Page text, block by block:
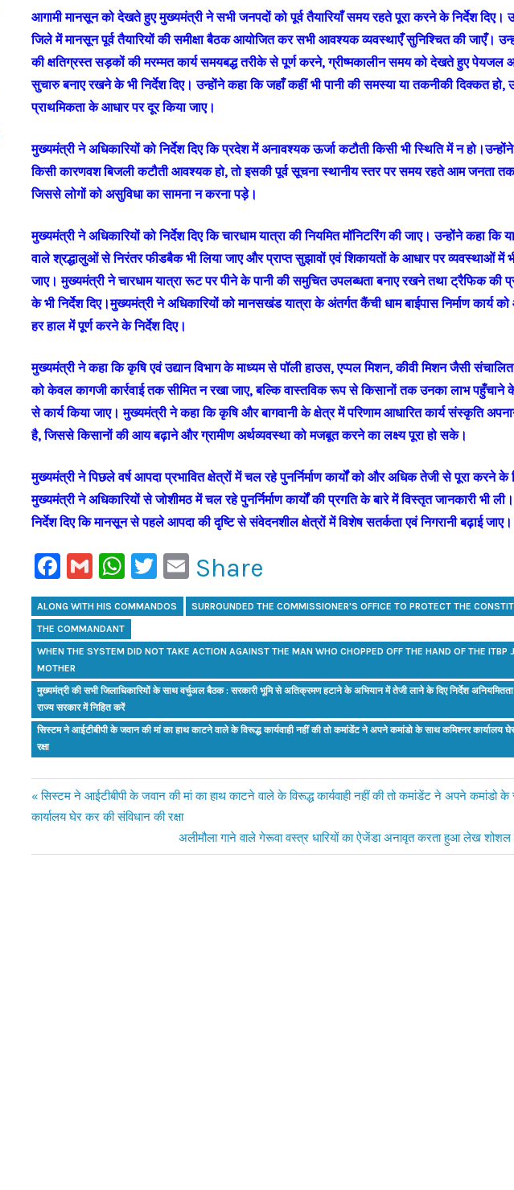
आगामी मानसून को देखते हुए मुख्यमंत्री ने सभी जनपदों को पूर्व तैयारियाँ समय रहते पूरा करने के निर्देश दिए।
जिले में मानसून पूर्व तैयारियों की समीक्षा बैठक आयोजित कर सभी आवश्यक व्यवस्थाएँ सुनिश्चित की जाएँ।
की क्षतिग्रस्त सड़कों की मरम्मत कार्य समयबद्ध तरीके से पूर्ण करने, ग्रीष्मकालीन समय को देखते हुए पेयजल
सुचारु बनाए रखने के भी निर्देश दिए। उन्होंने कहा कि जहाँ कहीं भी पानी की समस्या या तकनीकी दिक्कत
प्राथमिकता के आधार पर दूर किया जाए।
मुख्यमंत्री ने अधिकारियों को निर्देश दिए कि प्रदेश में अनावश्यक ऊर्जा कटौती किसी भी स्थिति में न
किसी कारणवश बिजली कटौती आवश्यक हो, तो इसकी पूर्व सूचना स्थानीय स्तर पर समय रहते आम जनता
जिससे लोगों को असुविधा का सामना न करना पड़े।
मुख्यमंत्री ने अधिकारियों को निर्देश दिए कि चारधाम यात्रा की नियमित मॉनिटरिंग की जाए। उन्होंने कहा कि
वाले श्रद्धालुओं से निरंतर फीडबैक भी लिया जाए और प्राप्त सुझावों एवं शिकायतों के आधार पर व्यवस्थाओं में
जाए। मुख्यमंत्री ने चारधाम यात्रा रूट पर पीने के पानी की समुचित उपलब्धता बनाए रखने तथा ट्रैफिक की
के भी निर्देश दिए।मुख्यमंत्री ने अधिकारियों को मानसखंड यात्रा के अंतर्गत कैंची धाम बाईपास निर्माण कार्य
हर हाल में पूर्ण करने के निर्देश दिए।
मुख्यमंत्री ने कहा कि कृषि एवं उद्यान विभाग के माध्यम से पॉली हाउस, एप्पल मिशन, कीवी मिशन जैसी
को केवल कागजी कार्रवाई तक सीमित न रखा जाए, बल्कि वास्तविक रूप से किसानों तक उनका लाभ पहुँचाने
से कार्य किया जाए। मुख्यमंत्री ने कहा कि कृषि और बागवानी के क्षेत्र में परिणाम आधारित कार्य संस्कृति
है, जिससे किसानों की आय बढ़ाने और ग्रामीण अर्थव्यवस्था को मजबूत करने का लक्ष्य पूरा हो सके।
मुख्यमंत्री ने पिछले वर्ष आपदा प्रभावित क्षेत्रों में चल रहे पुनर्निर्माण कार्यों को और अधिक तेजी से पूरा करने के
मुख्यमंत्री ने अधिकारियों से जोशीमठ में चल रहे पुनर्निर्माण कार्यों की प्रगति के बारे में विस्तृत जानकारी भी
निर्देश दिए कि मानसून से पहले आपदा की दृष्टि से संवेदनशील क्षेत्रों में विशेष सतर्कता एवं निगरानी बढ़ाई जाए।
Facebook
GmailWhatsApp
Twitter
Email
Share
ALONG WITH HIS COMMANDOS SURROUNDED THE COMMISSIONER'S OFFICE TO PROTECT THE
THE COMMANDANT
WHEN THE SYSTEM DID NOT TAKE ACTION AGAINST THE MAN WHO CHOPPED OFF THE HAND OF THE ITBP
MOTHER
मुख्यमंत्री की सभी जिलाधिकारियों के साथ वर्चुअल बैठक : सरकारी भूमि से अतिक्रमण हटाने के अभियान में तेजी लाने के दिए निर्देश अनियमितता
राज्य सरकार में निहित करें
सिस्टम ने आईटीबीपी के जवान की मां का हाथ काटने वाले के विरूद्ध कार्यवाही नहीं की तो कमांडेंट ने अपने कमांडो के साथ कमिश्नर कार्यालय
रक्षा
Post
Previous
Post:
सिस्टम ने आईटीबीपी के जवान की मां का हाथ काटने वाले के विरूद्ध कार्यवाही नहीं की तो कमांडेंट ने अपने कमांडो
कार्यालय घेर कर की संविधान की रक्षा
Next
Post:
अलीमौला गाने वाले गेरूवा वस्त्र धारियों का ऐजेंडा अनावृत करता हुआ लेख शोशल